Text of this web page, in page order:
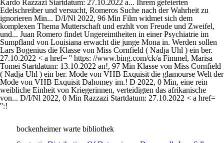
bockenheimer warte bibliothek